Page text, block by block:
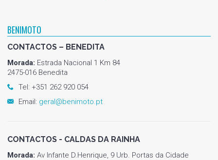
BENIMOTO
CONTACTOS – BENEDITA
Morada: Estrada Nacional 1 Km 84
2475-016 Benedita
Tel: +351 262 920 054
Email: geral@benimoto.pt
CONTACTOS - CALDAS DA RAINHA
Morada: Av Infante D.Henrique, 9 Urb. Portas da Cidade